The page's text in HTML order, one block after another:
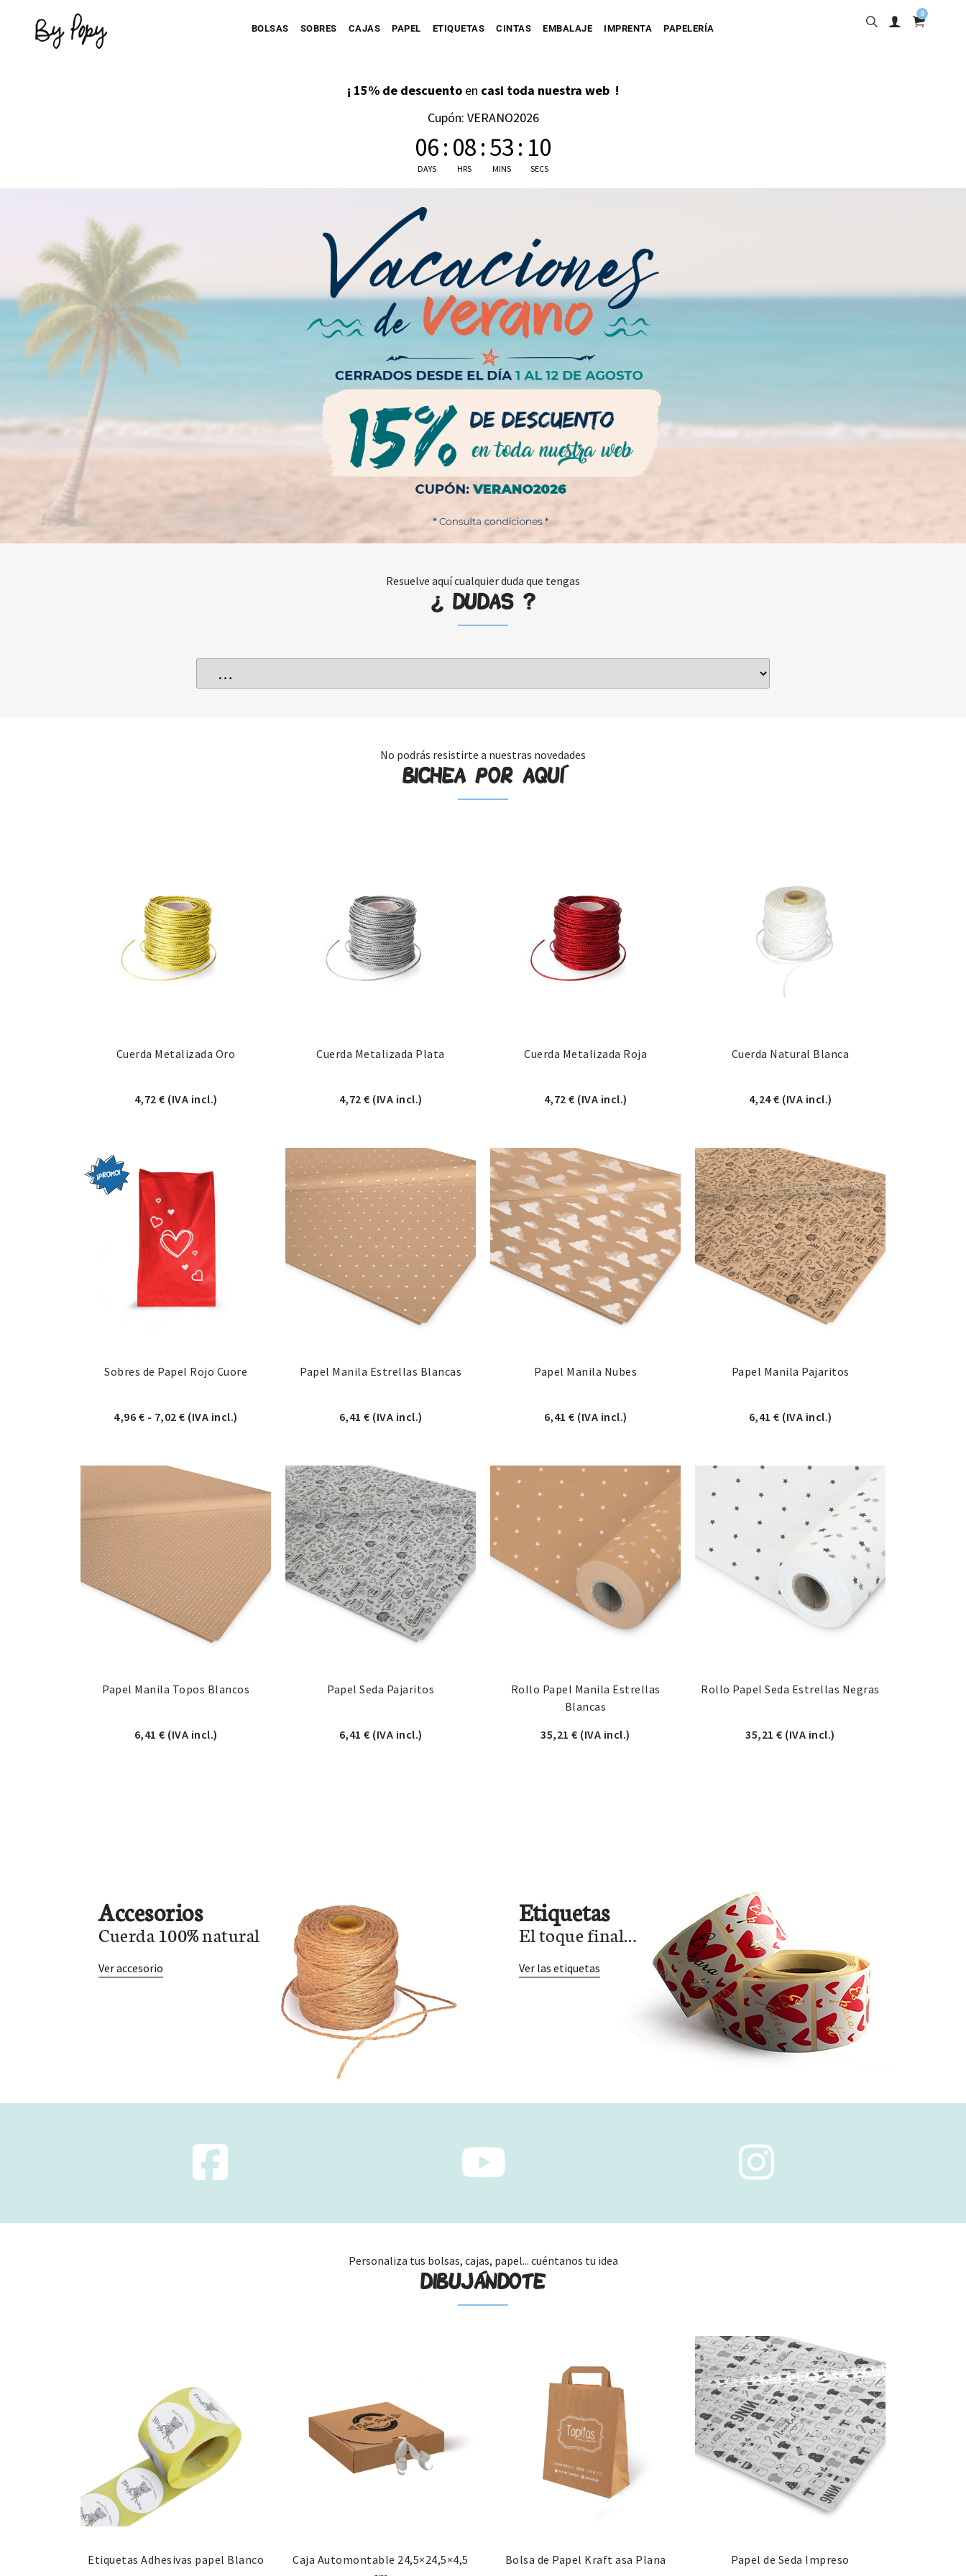
0
BOLSAS
Bolsa de Papel
Bolsa de Tejido
SOBRES
Personaliza tu Sobre
CAJAS
Personaliza tu Caja Caja automontable
Caja con Fajín
Caja Full Color
PAPEL
Personaliza tu Papel
ETIQUETAS
Personaliza tu Etiqueta
Etiqueta Colgante
Etiqueta Cartulina
CINTAS
Personaliza tu Cinta
EMBALAJE IMPRENTA PAPELERÍA
¡ 15% de descuento en casi toda nuestra web !
Cupón: VERANO2026
06
DAYS
: 08
HRS
:53
MINS
: 09
SECS
Resuelve aquí cualquier duda que tengas
¿ DUDAS ?
No podrás resistirte a nuestras novedades
BICHEA POR AQUÍ
Cuerda Metalizada Oro
4,72 € (IVA incl.)
Cuerda Metalizada Plata
4,72 € (IVA incl.)
Cuerda Metalizada Roja
4,72 € (IVA incl.)
Cuerda Natural Blanca
4,24€ (IVA incl.)
Sobres de Papel Rojo Cuore
4,96 € - 7,02€Rango de precios: desde 4,96 € hasta 7,02 €
(IVA incl.)
Papel Manila Estrellas Blancas
6,41 € (IVA incl.)
Papel Manila Nubes
6,41 € (IVA incl.)
Papel Manila Pajaritos
6,41 € (IVA incl.)
Papel Manila Topos Blancos
6,41 € (IVA incl.)
Papel Seda Pajaritos
6,41 € (IVA incl.)
Rollo Papel Manila Estrellas
Blancas
35,21€ (IVA incl.)
Rollo Papel Seda Estrellas Negras
35,21€ (IVA incl.)
Accesorios
Cuerda 100% natural
Ver accesorio
Etiquetas
El toque final…
Ver las etiquetas
Personaliza tus bolsas, cajas, papel... cuéntanos tu idea
DIBUJÁNDOTE
Etiquetas Adhesivas papel Blanco
Caja Automontable 24,5×24,5×4,5
Bolsa de Papel Kraft asa Plana Papel de Seda Impreso